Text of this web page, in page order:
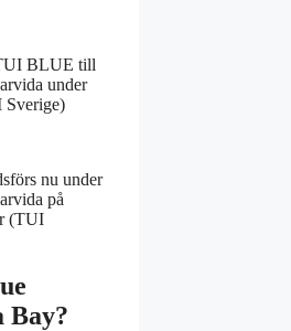
BLUE till
under
Sverige)
nu under
på
(TUI
Bay?